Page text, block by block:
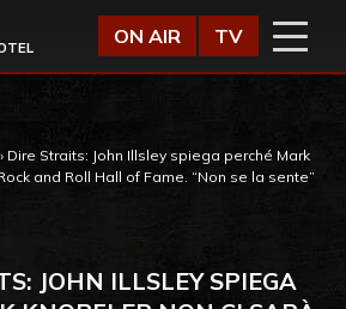
ON AIR TV
› Dire Straits: John Illsley spiega perché Mark
and Roll Hall of Fame. “Non se la sente”
JOHN ILLSLEY SPIEGA